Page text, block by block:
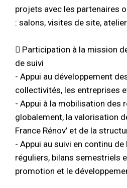
projets avec les partenaires
: salons, visites de site,
 Participation à la mission
de suivi
- Appui au développement
collectivités, les entreprises
- Appui à la mobilisation des
globalement, la valorisation
France Rénov’ et de la
- Appui au suivi en continu
réguliers, bilans semestriels
promotion et le